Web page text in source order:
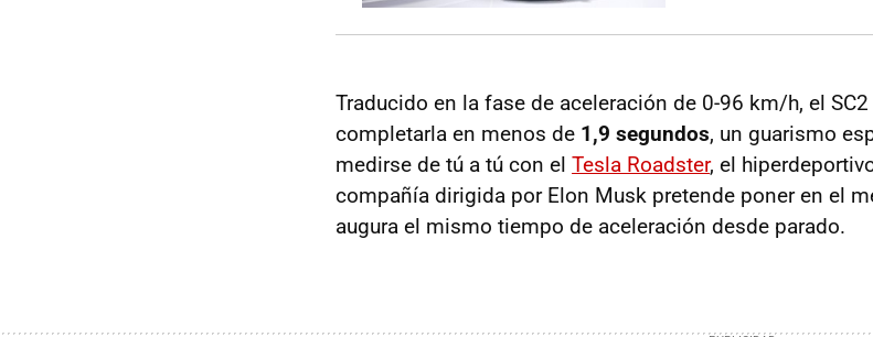
Traducido en la fase de aceleración de 0-96 km/h, el
completarla en menos de 1,9 segundos, un guarismo
medirse de tú a tú con el Tesla Roadster, el
compañía dirigida por Elon Musk pretende poner en el
augura el mismo tiempo de aceleración desde parado.